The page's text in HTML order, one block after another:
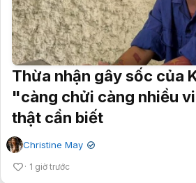
Thừa nhận gây sốc của
"càng chửi càng nhiều
thật cần biết
Christine May ✔
1 giờ trước